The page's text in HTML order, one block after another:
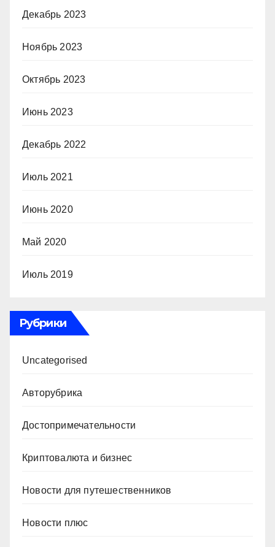
Декабрь 2023
Ноябрь 2023
Октябрь 2023
Июнь 2023
Декабрь 2022
Июль 2021
Июнь 2020
Май 2020
Июль 2019
Рубрики
Uncategorised
Авторубрика
Достопримечательности
Криптовалюта и бизнес
Новости для путешественников
Новости плюс